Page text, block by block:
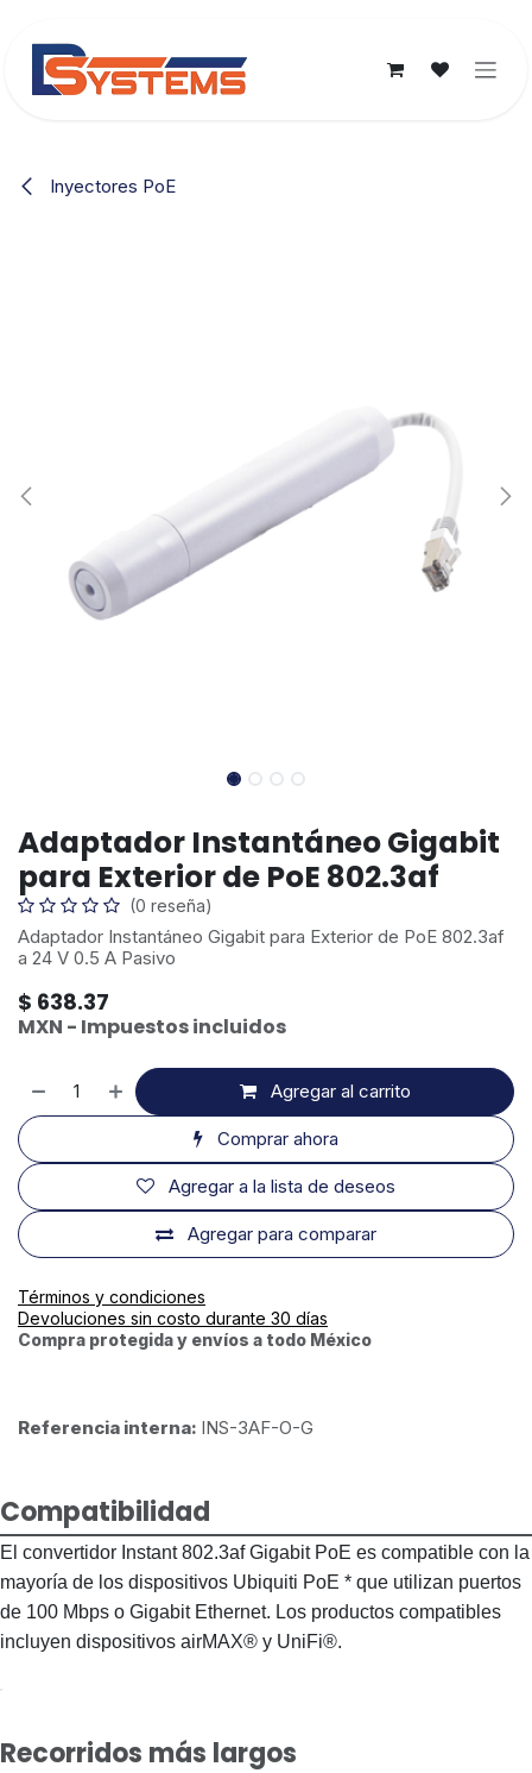
Inyectores PoE
Adaptador Instantáneo Gigabit
para Exterior de PoE 802.3af
(0 reseña)
Adaptador Instantáneo Gigabit para Exterior de PoE 802.3af
a 24 V 0.5 A Pasivo
$ 638.37
MXN - Impuestos incluidos
Agregar al carrito
Comprar ahora
Agregar para comparar
Agregar a la lista de deseos
Términos y condiciones
Devoluciones sin costo durante 30 días
Compra protegida y envíos a todo México
Referencia interna: INS-3AF-O-G
Compatibilidad
El convertidor Instant 802.3af Gigabit PoE es compatible con la
mayoría de los dispositivos Ubiquiti PoE * que utilizan puertos
de 100 Mbps o Gigabit Ethernet. Los productos compatibles
incluyen dispositivos airMAX® y UniFi®.
Recorridos más largos